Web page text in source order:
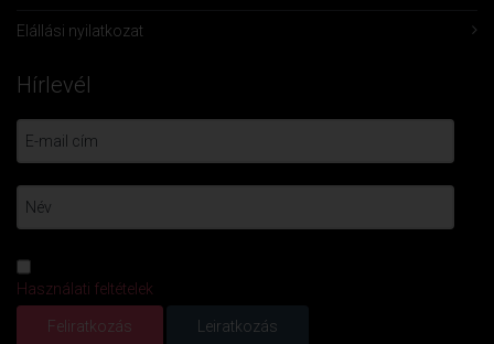
Elállási nyilatkozat
Hírlevél
Használati feltételek